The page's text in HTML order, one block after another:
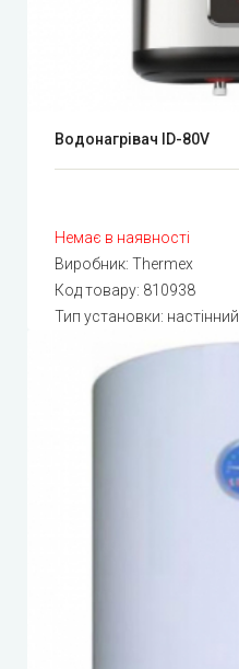
Водонагрівач ID-80V
Немає в наявності
Виробник: Thermex
Код товару: 810938
Тип установки: настінний